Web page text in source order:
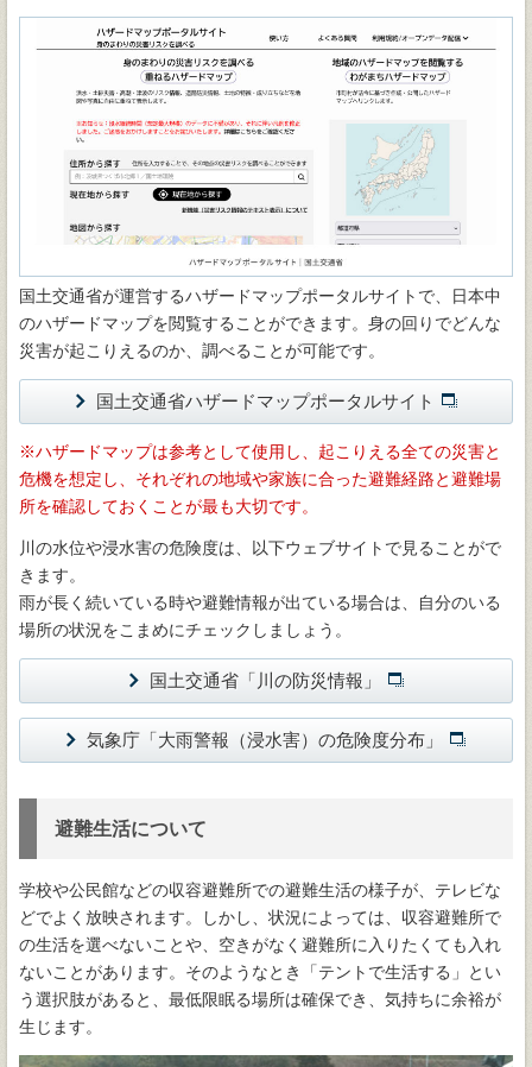
国土交通省が運営するハザードマップポータルサイトで、日本中
のハザードマップを閲覧することができます。身の回りでどんな
災害が起こりえるのか、調べることが可能です。
国土交通省ハザードマップポータルサイト
ハザードマップは参考として使用し、起こりえる全ての災害と
危機を想定し、それぞれの地域や家族に合った避難経路と避難場
所を確認しておくことが最も大切です。
川の水位や浸水害の危険度は、以下ウェブサイトで見ることがで
きます。
雨が長く続いている時や避難情報が出ている場合は、自分のいる
場所の状況をこまめにチェックしましょう。
国土交通省「川の防災情報」
気象庁「大雨警報（浸水害）の危険度分布」
避難生活について
学校や公民館などの収容避難所での避難生活の様子が、テレビな
どでよく放映されます。しかし、状況によっては、収容避難所で
の生活を選べないことや、空きがなく避難所に入りたくても入れ
ないことがあります。そのようなとき「テントで生活する」とい
う選択肢があると、最低限眠る場所は確保でき、気持ちに余裕が
生じます。